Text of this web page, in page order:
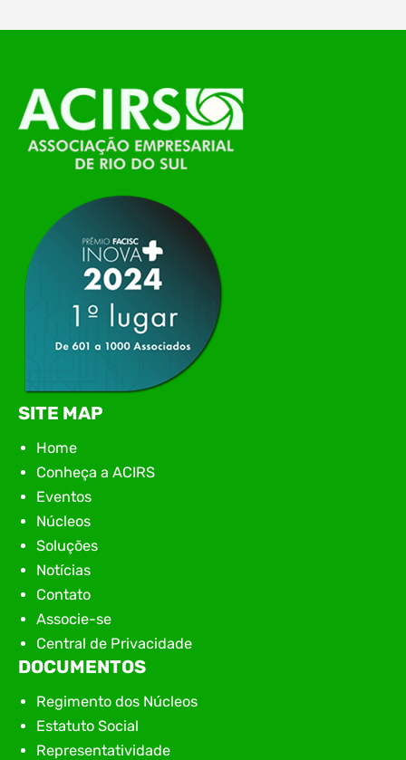
O Polo ACATE-ACIRS, por meio do NIAVI – Núcleo
de Tecnologia da Informação do Alto Vale do
Itajaí, realizou, no dia 21 de julho, o evento
Conexão Tech NIAVI, reunindo empresas de
tecnologia da região para uma noite de
apresentação de novas iniciativas para o setor. O
encontro aconteceu em Rio…
SITE MAP
Home
Conheça a ACIRS
Eventos
Núcleos
Soluções
Notícias
Contato
Associe-se
Central de Privacidade
DOCUMENTOS
Regimento dos Núcleos
Estatuto Social
Representatividade